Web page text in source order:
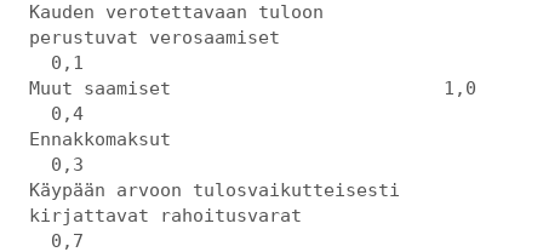
Kauden verotettavaan tuloon
perustuvat verosaamiset
0,1
Muut saamiset 1,0
0,4
Ennakkomaksut
0,3
Käypään arvoon tulosvaikutteisesti
kirjattavat rahoitusvarat
0,7